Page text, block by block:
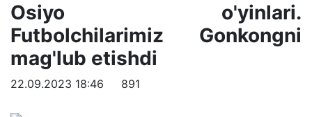
Osiyo o'yinlari.
Futbolchilarimiz Gonkongni
mag'lub etishdi
22.09.2023 18:46 891